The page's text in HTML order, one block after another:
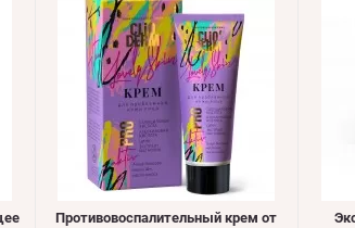
Противовоспалительный крем от